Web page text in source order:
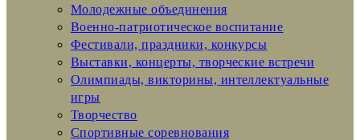
Молодежные объединения
Военно-патриотическое воспитание
Фестивали, праздники, конкурсы
Выставки, концерты, творческие встречи
Олимпиады, викторины, интеллектуальные
игры
Творчество
Спортивные соревнования